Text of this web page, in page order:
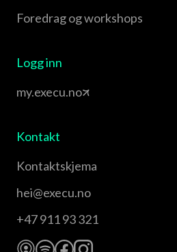
Foredrag og workshops
Logg inn
my.execu.no
Kontakt
Kontaktskjema
hei@execu.no
+47 911 93 321